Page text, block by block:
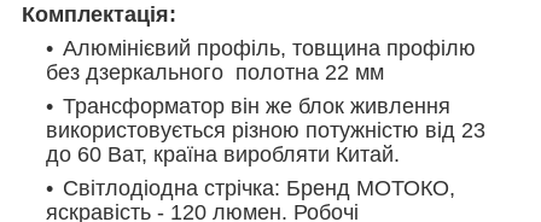
Комплектація:
Алюмінієвий профіль, товщина профілю
без дзеркального полотна 22 мм
Трансформатор він же блок живлення
використовується різною потужністю від 23
до 60 Ват, країна виробляти Китай.
Світлодіодна стрічка: Бренд МОТОКО,
яскравість - 120 люмен. Робочі